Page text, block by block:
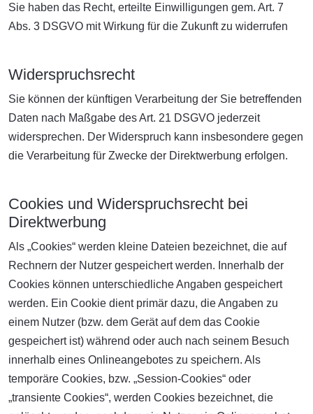
Sie haben das Recht, erteilte Einwilligungen gem. Art. 7
Abs. 3 DSGVO mit Wirkung für die Zukunft zu widerrufen
Widerspruchsrecht
Sie können der künftigen Verarbeitung der Sie betreffenden
Daten nach Maßgabe des Art. 21 DSGVO jederzeit
widersprechen. Der Widerspruch kann insbesondere gegen
die Verarbeitung für Zwecke der Direktwerbung erfolgen.
Cookies und Widerspruchsrecht bei
Direktwerbung
Als „Cookies“ werden kleine Dateien bezeichnet, die auf
Rechnern der Nutzer gespeichert werden. Innerhalb der
Cookies können unterschiedliche Angaben gespeichert
werden. Ein Cookie dient primär dazu, die Angaben zu
einem Nutzer (bzw. dem Gerät auf dem das Cookie
gespeichert ist) während oder auch nach seinem Besuch
innerhalb eines Onlineangebotes zu speichern. Als
temporäre Cookies, bzw. „Session-Cookies“ oder
„transiente Cookies“, werden Cookies bezeichnet, die